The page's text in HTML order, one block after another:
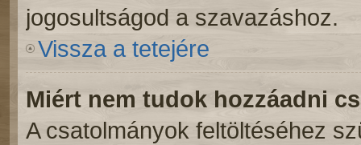
jogosultságod a szavazáshoz.
Vissza a tetejére
Miért nem tudok hozzáadni
A csatolmányok feltöltéséhez